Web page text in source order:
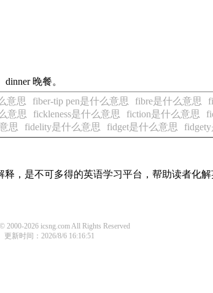
晚餐。
意思 fiber-tip pen是什么意思 fibre是什么意思
意思 fickleness是什么意思 fiction是什么意思
思 fidelity是什么意思 fidget是什么意思
，是不可多得的英语学习平台，帮助读者化解
2000-2026 icsng.com All Rights Reserved
更新时间：2026/8/6 16:16:51